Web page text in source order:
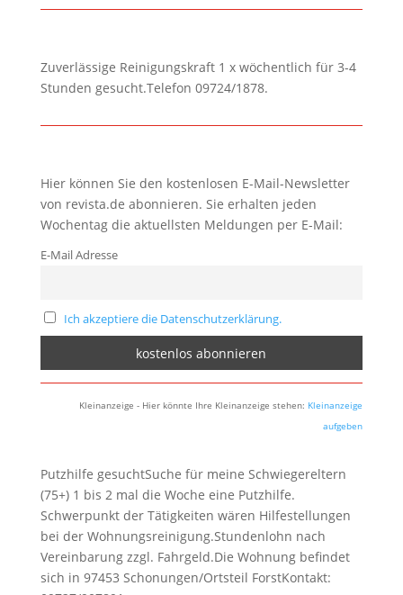
Zuverlässige Reinigungskraft 1 x wöchentlich für 3-4
Stunden gesucht.Telefon 09724/1878.
Hier können Sie den kostenlosen E-Mail-Newsletter
von revista.de abonnieren. Sie erhalten jeden
Wochentag die aktuellsten Meldungen per E-Mail:
E-Mail Adresse
Ich akzeptiere die Datenschutzerklärung.
Kleinanzeige - Hier könnte Ihre Kleinanzeige stehen: Kleinanzeige
aufgeben
Putzhilfe gesuchtSuche für meine Schwiegereltern
(75+) 1 bis 2 mal die Woche eine Putzhilfe.
Schwerpunkt der Tätigkeiten wären Hilfestellungen
bei der Wohnungsreinigung.Stundenlohn nach
Vereinbarung zzgl. Fahrgeld.Die Wohnung befindet
sich in 97453 Schonungen/Ortsteil ForstKontakt: